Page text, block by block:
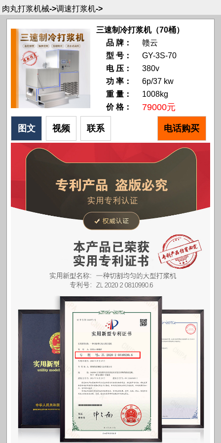
肉丸打浆机械->调速打浆机->
三速制冷打浆机（70桶）
品 牌：
赣云
型 号：
GY-3S-70
电 压：
380v
功 率：
6p/37 kw
重 量：
1008kg
价 格：
79000元
图文 视频 联系 电话购买